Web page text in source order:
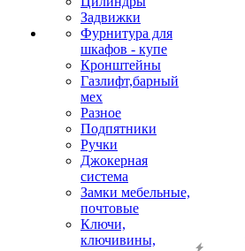
Задвижки
Фурнитура для
шкафов - купе
Кронштейны
Газлифт,барный
мех
Разное
Подпятники
Ручки
Джокерная
система
Замки мебельные,
почтовые
Ключи,
ключивины,